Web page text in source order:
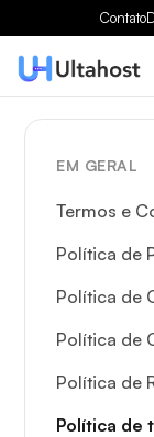
Contato
EM GERAL
Termos e
Política de
Política de
Política de
Política de
Política de